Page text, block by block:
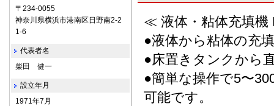
≪ 液体・粘体充填
●液体から粘体の充
●床置きタンクから
●簡単な操作で5〜
可能です。
〒234-0055
神奈川県横浜市港南区日野南2-2
1-6
代表者名
柴田 健一
設立年月
1971年7月